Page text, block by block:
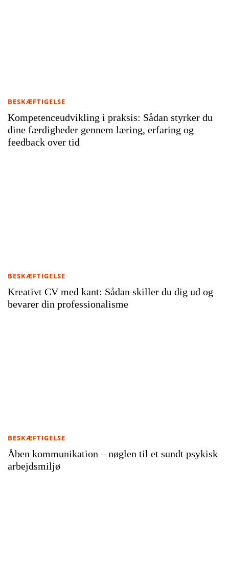
Kompetenceudvikling i praksis: Sådan styrker du
dine færdigheder gennem læring, erfaring og
feedback over tid
BESKÆFTIGELSE
Kreativt CV med kant: Sådan skiller du dig ud og
bevarer din professionalisme
BESKÆFTIGELSE
Åben kommunikation – nøglen til et sundt psykisk
arbejdsmiljø
BESKÆFTIGELSE